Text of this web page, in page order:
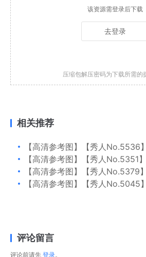
该资源需登录后下载
去登录
压缩包解压密码为下载所需的
相关推荐
【高清参考图】【秀人No.5536】70张绮
【高清参考图】【秀人No.5351】77张林
【高清参考图】【秀人No.5379】83张
【高清参考图】【秀人No.5045】41张
评论留言
评论前请先 登录。